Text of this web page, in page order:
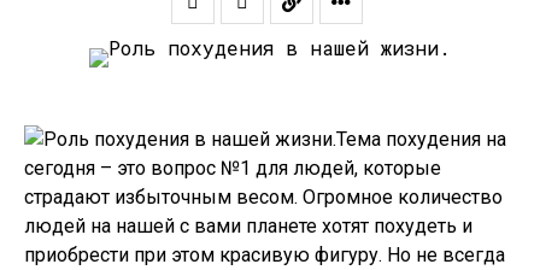
Тема похудения на
сегодня – это вопрос №1 для людей, которые
страдают избыточным весом. Огромное количество
людей на нашей с вами планете хотят похудеть и
приобрести при этом красивую фигуру. Но не всегда